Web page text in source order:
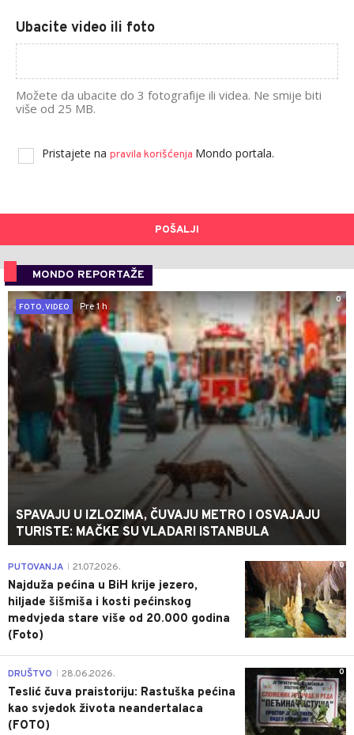
Ubacite video ili foto
Možete da ubacite do 3 fotografije ili videa. Ne smije biti
više od 25 MB.
Pristajete na pravila korišćenja Mondo portala.
POŠALJI
MONDO REPORTAŽE
0
FOTO, VIDEO
Pre 1 h
SPAVAJU U IZLOZIMA, ČUVAJU METRO I OSVAJAJU
TURISTE: MAČKE SU VLADARI ISTANBULA
0
PUTOVANJA 21.07.2026.
Najduža pećina u BiH krije jezero,
hiljade šišmiša i kosti pećinskog
medvjeda stare više od 20.000 godina
(Foto)
0
DRUŠTVO 28.06.2026.
Teslić čuva praistoriju: Rastuška pećina
kao svjedok života neandertalaca
(FOTO)